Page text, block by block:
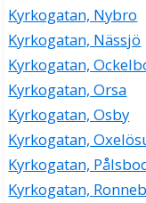
Kyrkogatan, Nybro
Kyrkogatan, Nässjö
Kyrkogatan,
Kyrkogatan, Orsa
Kyrkogatan, Osby
Kyrkogatan,
Kyrkogatan,
Kyrkogatan,